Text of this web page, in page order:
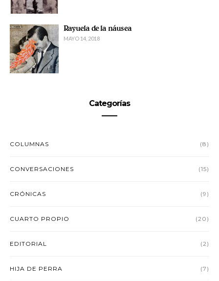
Rayuela de la náusea
MAYO 14, 2018
Categorías
COLUMNAS (8)
CONVERSACIONES (15)
CRÓNICAS (9)
CUARTO PROPIO (20)
EDITORIAL (2)
HIJA DE PERRA (7)